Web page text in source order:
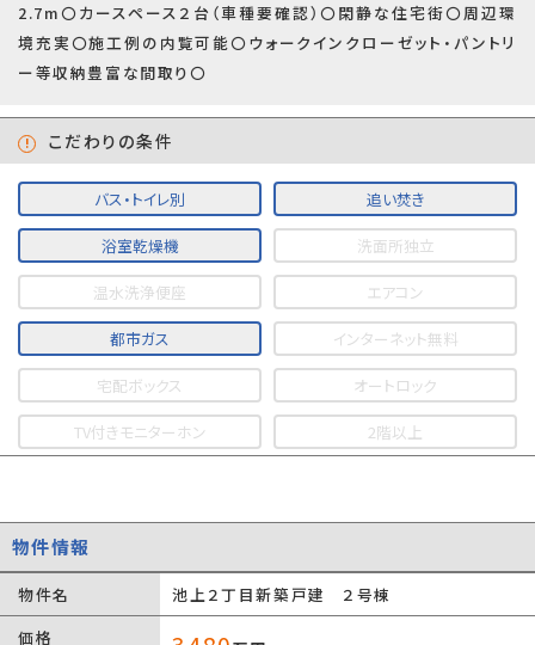
2.7m〇カースペース２台（車種要確認）〇閑静な住宅街〇周辺環
境充実〇施工例の内覧可能〇ウォークインクローゼット・パントリ
ー等収納豊富な間取り〇
こだわりの条件
バス・トイレ別 追い焚き
浴室乾燥機 洗面所独立
温水洗浄便座 エアコン
都市ガス インターネット無料
宅配ボックス オートロック
TV付きモニターホン 2階以上
物件情報
物件名
池上２丁目新築戸建 ２号棟
価格